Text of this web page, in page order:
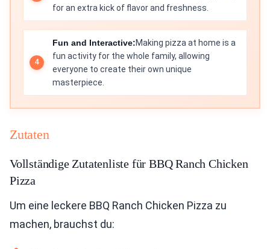
for an extra kick of flavor and freshness.
Fun and Interactive:Making pizza at home is a
fun activity for the whole family, allowing
everyone to create their own unique
masterpiece.
Zutaten
Vollständige Zutatenliste für BBQ Ranch Chicken
Pizza
Um eine leckere BBQ Ranch Chicken Pizza zu
machen, brauchst du: